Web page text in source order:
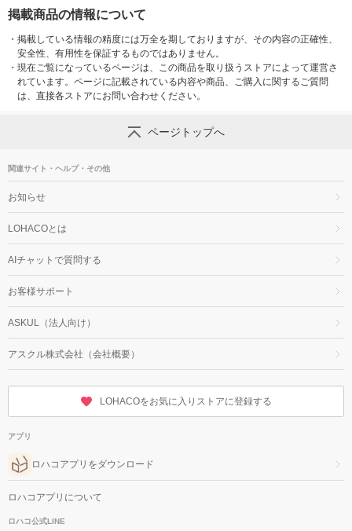
掲載商品の情報について
・ 掲載している情報の精度には万全を期しておりますが、その内容の正確性、
安全性、有用性を保証するものではありません。
・ 現在ご覧になっているページは、この商品を取り扱うストアによって運営さ
れています。ページに記載されている内容や商品、ご購入に関するご質問
は、直接各ストアにお問い合わせください。
ページトップへ
関連サイト・ヘルプ・その他
お知らせ
LOHACOとは
AIチャットで質問する
お客様サポート
ASKUL（法人向け）
アスクル株式会社（会社概要）
LOHACOをお気に入りストアに登録する
アプリ
ロハコアプリをダウンロード
ロハコアプリについて
ロハコ公式LINE